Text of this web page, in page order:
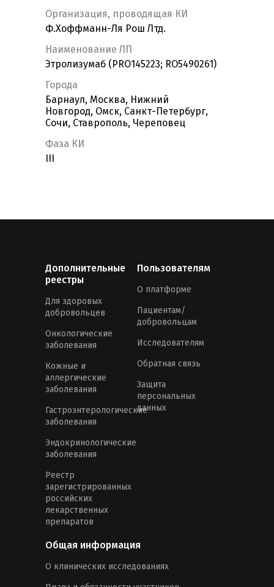
Организация, проводящая КИ
Ф.Хоффманн-Ля Рош Лтд.
Наименование ЛП
Этролизумаб (PRO145223; RO5490261)
Города
Барнаул, Москва, Нижний
Новгород, Омск, Санкт-Петербург,
Сочи, Ставрополь, Череповец
Фаза КИ
Дополнительные
реестры
Для здоровых
добровольцев
Онкологические
заболевания
Кожные и
аллергические
заболевания
Гастроэнтерологические
заболевания
Эндокринологические
заболевания
Реестр
зарегистрированных
российских
лекарственных
препаратов
Пользователям
О платформе
Пациентам/
добровольцам
Исследователям
Обратная связь
Защита
персональных
данных
Общая информация
О клинических исследованиях